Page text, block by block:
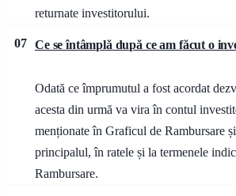
returnate investitorului.
07 Ce se întâmplă după ce am făcut o
Odată ce împrumutul a fost acordat
acesta din urmă va vira în contul
menționate în Graficul de Rambursare
principalul, în ratele și la termenele
Rambursare.